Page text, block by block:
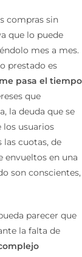
compras sin
que lo puede
mes a mes.
prestado es
pasa el tiempo
que
la deuda que se
los usuarios
cuotas, de
envueltos en una
son conscientes,
parecer que
la falta de